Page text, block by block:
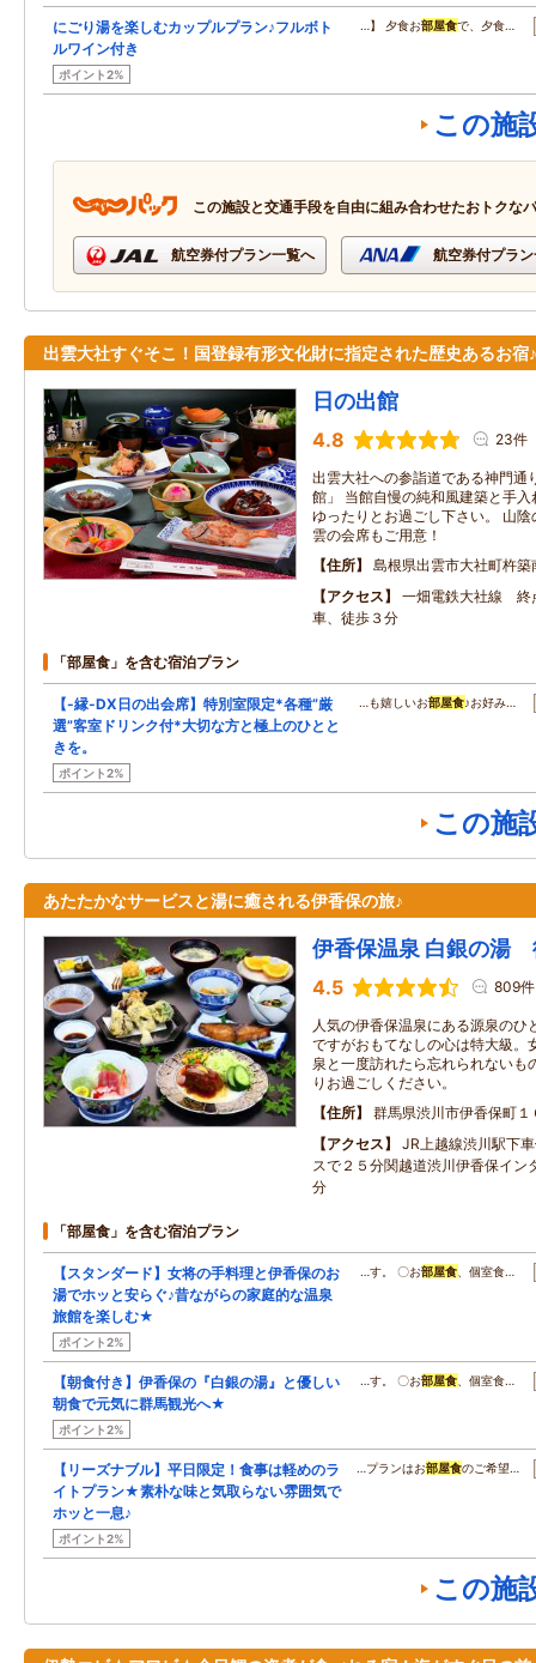
にごり湯を楽しむカップルプラン♪フルボト
ルワイン付き
ポイント2%
…】 夕食お部屋食で、夕食…
この施
この施設と交通手段を自由に組み合わせたおトクな
航空券付プラン一覧へ 航空券付プラ
出雲大社すぐそこ！国登録有形文化財に指定された歴史あるお宿♪
日の出館
4.8 23件
出雲大社への参詣道である神門通
館」 当館自慢の純和風建築と手
ゆったりとお過ごし下さい。 山
雲の会席もご用意！
住所
島根県出雲市大社町杵築
アクセス
一畑電鉄大社線 終
車、徒歩３分
「部屋食」を含む宿泊プラン
【-縁-DX日の出会席】特別室限定*各種”厳
選”客室ドリンク付*大切な方と極上のひとと
きを。
ポイント2%
…も嬉しいお部屋食♪お好み…
この施
あたたかなサービスと湯に癒される伊香保の旅♪
伊香保温泉 白銀の湯
4.5 809件
人気の伊香保温泉にある源泉のひ
ですがおもてなしの心は特大級。
泉と一度訪れたら忘れられないも
りお過ごしください。
住所
群馬県渋川市伊香保町１
アクセス
JR上越線渋川駅下
スで２５分関越道渋川伊香保イン
分
「部屋食」を含む宿泊プラン
【スタンダード】女将の手料理と伊香保のお
湯でホッと安らぐ♪昔ながらの家庭的な温泉
旅館を楽しむ★
ポイント2%
…す。 〇お部屋食 、個室食…
【朝食付き】伊香保の『白銀の湯』と優しい
朝食で元気に群馬観光へ★
ポイント2%
…す。 〇お部屋食 、個室食…
【リーズナブル】平日限定！食事は軽めのラ
イトプラン★素朴な味と気取らない雰囲気で
ホッと一息♪
ポイント2%
…プランはお部屋食のご希望…
この施